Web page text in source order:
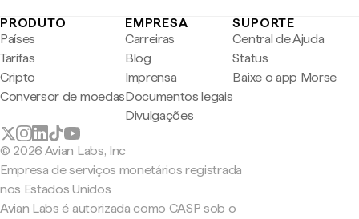
PRODUTO
Países
Tarifas
Cripto
Conversor de moedas
EMPRESA
Carreiras
Blog
Imprensa
Documentos legais
Divulgações
SUPORTE
Central de Ajuda
Status
Baixe o app Morse
© 2026 Avian Labs, Inc
Empresa de serviços monetários registrada
nos Estados Unidos
Avian Labs é autorizada como CASP sob o